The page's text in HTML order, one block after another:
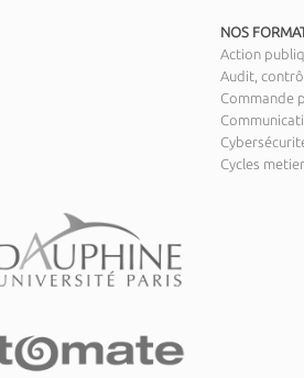
NOS
Action
Audit,
Commande
Cycles